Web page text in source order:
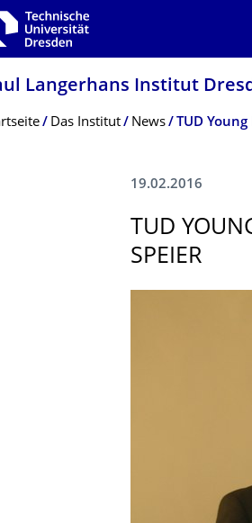
Langerhans Institut
Menü
Das Institut News TUD
19.02.2016
TUD
SPEIER